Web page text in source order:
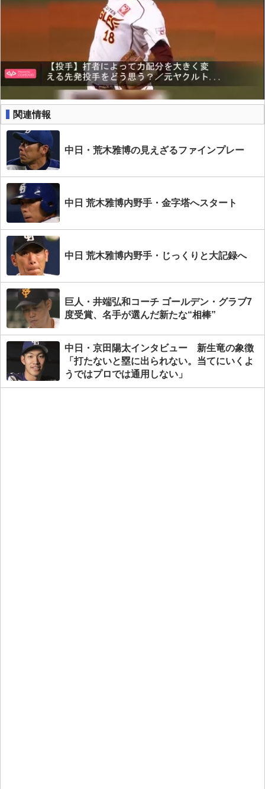
関連情報
中日・荒木雅博の見えざるファインプレー
中日 荒木雅博内野手・金字塔へスタート
中日 荒木雅博内野手・じっくりと大記録へ
巨人・井端弘和コーチ ゴールデン・グラブ7
度受賞、名手が選んだ新たな“相棒”
中日・京田陽太インタビュー 新生竜の象徴
「打たないと塁に出られない。当てにいくよ
うではプロでは通用しない」